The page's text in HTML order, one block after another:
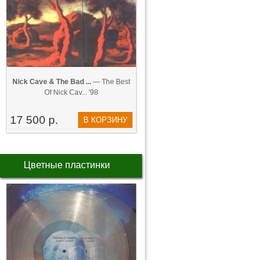
Nick Cave & The Bad ... — The Best
Of Nick Cav... '98
17 500 р. В КОРЗИНУ
Цветные пластинки